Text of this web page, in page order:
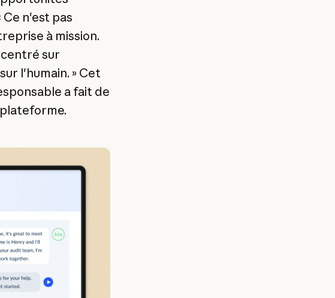
Ce n'est pas
à mission.
sur
l'humain. » Cet
a fait de